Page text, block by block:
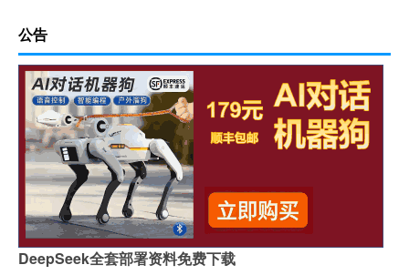
公告
DeepSeek全套部署资料免费下载